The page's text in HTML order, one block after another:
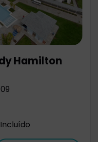
Hamilton